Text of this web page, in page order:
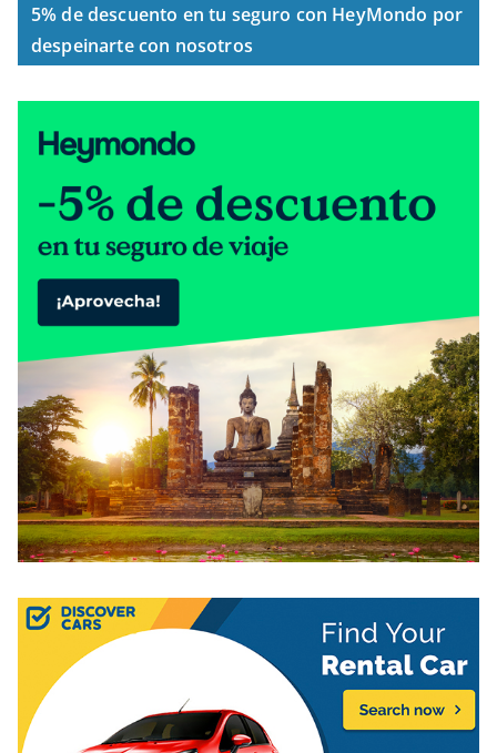
5% de descuento en tu seguro con HeyMondo por
despeinarte con nosotros